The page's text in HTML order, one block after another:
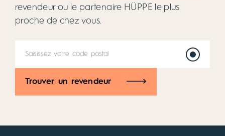
revendeur ou le partenaire HÜPPE le plus
proche de chez vous.
Trouver un revendeur